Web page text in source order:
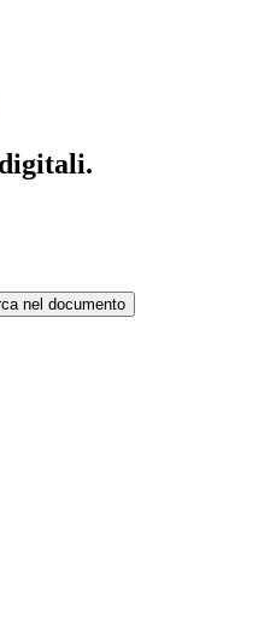
nel documento